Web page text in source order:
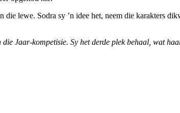
lewe. Sodra sy ’n idee het, neem die karakters
die Jaar-kompetisie. Sy het derde plek behaal, wat